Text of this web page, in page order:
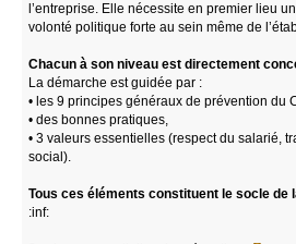
l’entreprise. Elle nécessite en premier lieu
volonté politique forte au sein même de
Chacun à son niveau est directement
La démarche est guidée par :
• les 9 principes généraux de prévention du
• des bonnes pratiques,
• 3 valeurs essentielles (respect du salarié,
social).
Tous ces éléments constituent le socle de
:inf: